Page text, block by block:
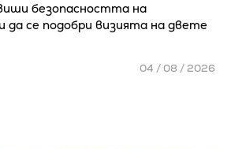
безопасността на
се подобри визията на двете
04 / 08 / 2026